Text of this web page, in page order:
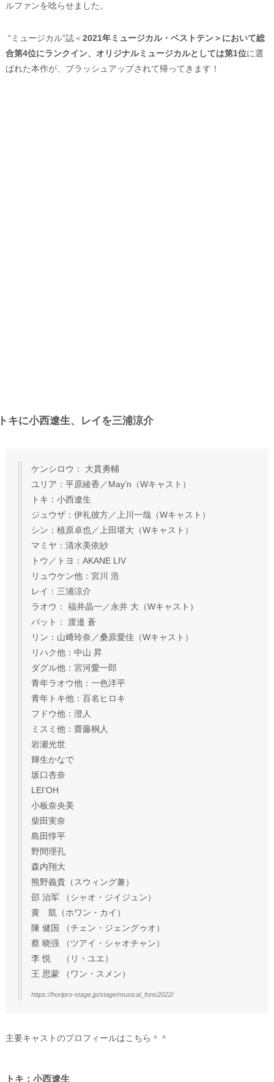
ルファンを唸らせました。
“ミュージカル”誌＜2021年ミュージカル・ベストテン＞において総
合第4位にランクイン、オリジナルミュージカルとしては第1位に選
ばれた本作が、ブラッシュアップされて帰ってきます！
キに小西遼生、レイを三浦涼介
ケンシロウ： 大貫勇輔
ユリア：平原綾香／May’n（Wキャスト）
トキ：小西遼生
ジュウザ：伊礼彼方／上川一哉（Wキャスト）
シン：植原卓也／上田堪大（Wキャスト）
マミヤ：清水美依紗
トウ／トヨ：AKANE LIV
リュウケン他：宮川 浩
レイ：三浦涼介
ラオウ： 福井晶一／永井 大（Wキャスト）
バット： 渡邉 蒼
リン：山﨑玲奈／桑原愛佳（Wキャスト）
リハク他：中山 昇
ダグル他：宮河愛一郎
青年ラオウ他：一色洋平
青年トキ他：百名ヒロキ
フドウ他：澄人
ミスミ他：齋藤桐人
岩瀬光世
輝生かなで
坂口杏奈
LEI’OH
小板奈央美
柴田実奈
島田惇平
野間理孔
森内翔大
熊野義貴（スウィング兼）
邵 治军 （シャオ・ジイジュン）
黄 凱（ホワン・カイ）
陳 健国 （チェン・ジェングゥオ）
蔡 晓强 （ツアイ・シャオチャン）
李 悦 （リ・ユエ）
王 思蒙 （ワン・スメン）
https://horipro-stage.jp/stage/musical_fons2022/
主要キャストのプロフィールはこちら＾＾
トキ：小西遼生